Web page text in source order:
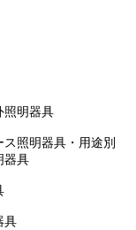
照明器具
ス照明器具・用途別
器具
具